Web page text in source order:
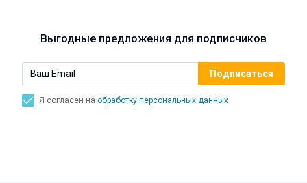
Выгодные предложения для подписчиков
Я согласен на обработку персональных данных